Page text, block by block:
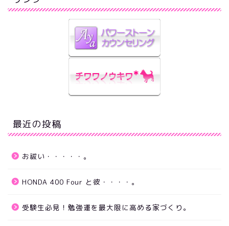
最近の投稿
お祓い・・・・・。
HONDA 400 Four と彼・・・・。
受験生必見！勉強運を最大限に高める家づくり。